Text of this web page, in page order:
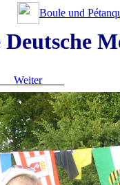
Boule und